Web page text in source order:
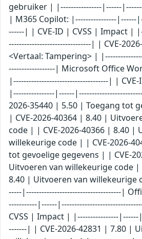
gebruiker | |----------------|------
| M365 Copilot: |----------------|------
------| | CVE-ID | CVSS | Impact |
--------------------------------| | CVE-
<Vertaal: Tampering> |
------------------| Microsoft Office
|-------------------------------------| |
|----------------|------
2026-35440 | 5.50 | Toegang tot
| CVE-2026-40364 | 8.40 |
code | | CVE-2026-40366 | 8.40 |
willekeurige code | | CVE-2026-
tot gevoelige gegevens | | CVE-
Uitvoeren van willekeurige code |
8.40 | Uitvoeren van willekeurige
-----|-------------------------------------|
-----------|------
CVSS | Impact | |----------------|------
-------| | CVE-2026-42831 | 7.80 |